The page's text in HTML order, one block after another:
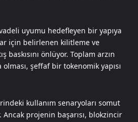
uyumu hedefleyen bir yapıya
için belirlenen kilitleme ve
baskısını önlüyor. Toplam arzın
olması, şeffaf bir tokenomik yapısı
kullanım senaryoları somut
projenin başarısı, blokzincir